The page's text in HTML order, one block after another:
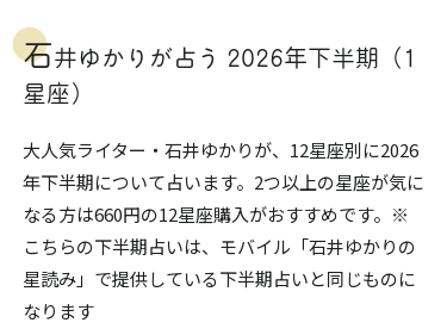
石井ゆかりが占う 2026年下半期（1
星座）
大人気ライター・石井ゆかりが、12星座別に2026
年下半期について占います。2つ以上の星座が気に
なる方は660円の12星座購入がおすすめです。※
こちらの下半期占いは、モバイル「石井ゆかりの
星読み」で提供している下半期占いと同じものに
なります